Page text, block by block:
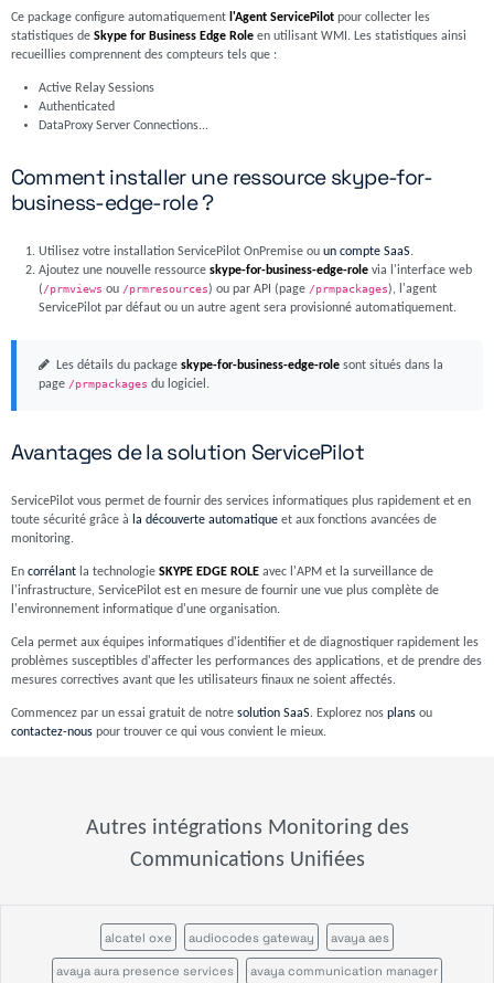
Ce package configure automatiquement l'Agent ServicePilotpour collecter les
statistiques de Skype for Business Edge Roleen utilisant WMI. Les statistiques ainsi
recueillies comprennent des compteurs tels que :
Active Relay Sessions
Authenticated
DataProxy Server Connections...
Comment installer une ressource skype-for-
business-edge-role ?
Utilisez votre installation ServicePilot OnPremise ouun compte SaaS.
Ajoutez une nouvelle ressourceskype-for-business-edge-role via l'interface web
(/prmviews ou /prmresources) ou par API (page /prmpackages), l'agent
ServicePilot par défaut ou un autre agent sera provisionné automatiquement.
Les détails du package skype-for-business-edge-rolesont situés dans la
page /prmpackages du logiciel.
Avantages de la solution ServicePilot
ServicePilot vous permet de fournir des services informatiques plus rapidement et en
toute sécurité grâce à la découverte automatiqueet aux fonctions avancées de
monitoring.
En corrélantla technologie SKYPE EDGE ROLEavec l'APM et la surveillance de
l'infrastructure, ServicePilot est en mesure de fournir une vue plus complète de
l'environnement informatique d'une organisation.
Cela permet aux équipes informatiques d'identifier et de diagnostiquer rapidement les
problèmes susceptibles d'affecter les performances des applications, et de prendre des
mesures correctives avant que les utilisateurs finaux ne soient affectés.
Commencez par un essai gratuit de notre solution SaaS. Explorez nos plansou
contactez-nouspour trouver ce qui vous convient le mieux.
Autres intégrations Monitoring des
Communications Unifiées
alcatel oxe audiocodes gateway avaya aes
avaya aura presence services avaya communication manager